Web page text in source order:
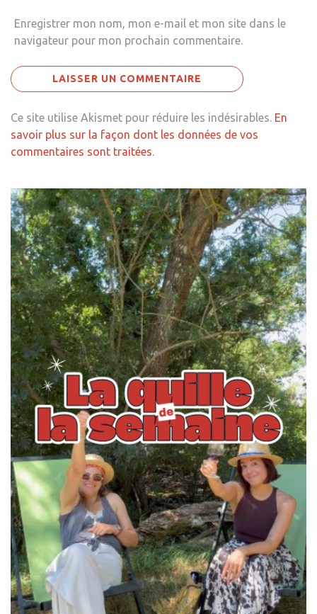
Enregistrer mon nom, mon e-mail et mon site dans le
navigateur pour mon prochain commentaire.
Ce site utilise Akismet pour réduire les indésirables. En
savoir plus sur la façon dont les données de vos
commentaires sont traitées.